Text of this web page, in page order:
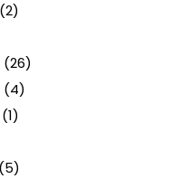
(2)
(26)
(4)
(1)
(5)